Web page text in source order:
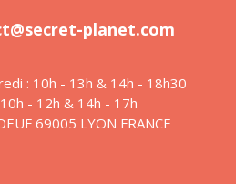
planet.com
: 10h - 13h & 14h - 18h30
- 12h & 14h - 17h
69005 LYON FRANCE